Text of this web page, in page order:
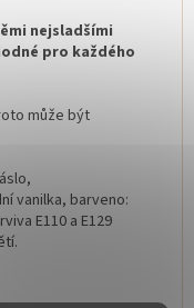
nejsladšími
pro každého
může být
vanilka, barveno:
E110 a E129